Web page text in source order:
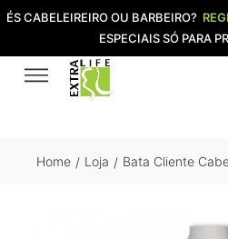
ÉS CABELEIREIRO OU BARBEIRO?
ESPECIAIS SÓ PARA
Home / Loja / Bata Cliente